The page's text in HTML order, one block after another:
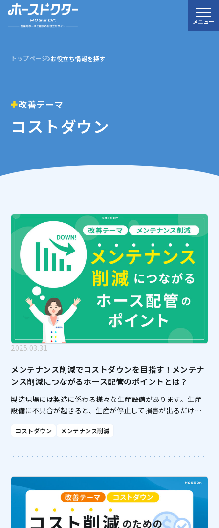
メニュー
トップページ お役立ち情報を探す
改善テーマ
コストダウン
2025.03.31
メンテナンス削減でコストダウンを目指す！メンテナ
ンス削減につながるホース配管のポイントとは？
製造現場には製造に係わる様々な生産設備があります。生産
設備に不具合が起きると、生産が停止して損害が出るだけで
のためには、定期的なメンテナンス、保全活動が必要です。
コストダウン メンテナンス削減